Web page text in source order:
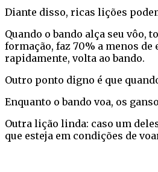
Diante disso, ricas lições
Quando o bando alça seu vôo,
formação, faz 70% a menos
rapidamente, volta ao bando.
Outro ponto digno é que
Enquanto o bando voa, os
Outra lição linda: caso um
que esteja em condições de